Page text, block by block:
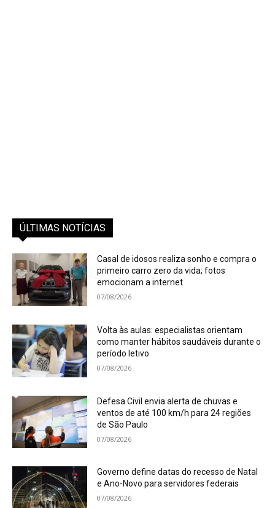
ÚLTIMAS NOTÍCIAS
Casal de idosos realiza sonho e compra o
primeiro carro zero da vida; fotos
emocionam a internet
07/08/2026
Volta às aulas: especialistas orientam
como manter hábitos saudáveis durante o
período letivo
07/08/2026
Defesa Civil envia alerta de chuvas e
ventos de até 100 km/h para 24 regiões
de São Paulo
07/08/2026
Governo define datas do recesso de Natal
e Ano-Novo para servidores federais
07/08/2026